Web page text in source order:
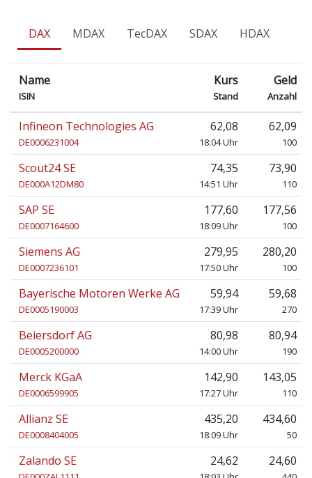
DAX MDAX TecDAX SDAX HDAX
Name
ISIN
Kurs
Stand
Geld
Anzahl
Infineon Technologies AG
DE0006231004
62,08
18:04 Uhr
62,09
100
Scout24 SE
DE000A12DM80
74,35
14:51 Uhr
73,90
110
SAP SE
DE0007164600
177,60
18:09 Uhr
177,56
100
Siemens AG
DE0007236101
279,95
17:50 Uhr
280,20
100
Bayerische Motoren Werke AG
DE0005190003
59,94
17:39 Uhr
59,68
270
Beiersdorf AG
DE0005200000
80,98
14:00 Uhr
80,94
190
Merck KGaA
DE0006599905
142,90
17:27 Uhr
143,05
110
Allianz SE
DE0008404005
435,20
18:09 Uhr
434,60
50
Zalando SE 24,62 24,60